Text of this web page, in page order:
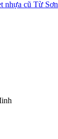
nhựa cũ Từ Sơn